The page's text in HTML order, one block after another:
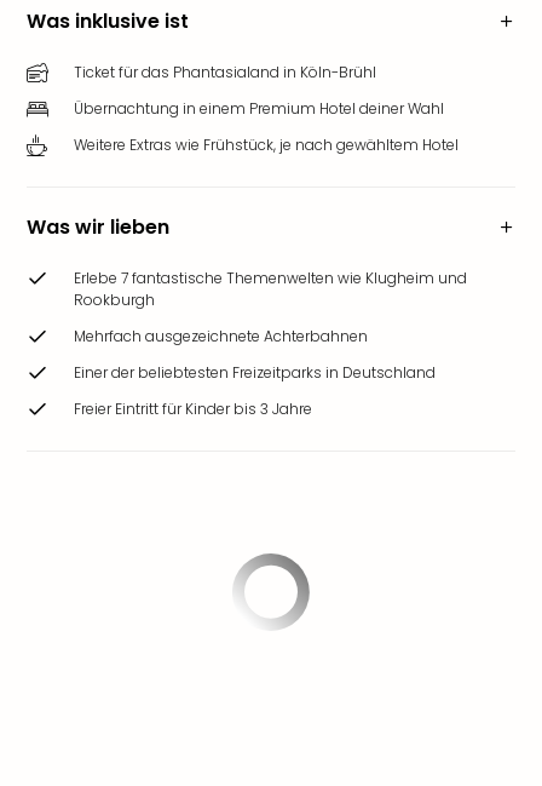
Was inklusive ist
Ticket für das Phantasialand in Köln-Brühl
Übernachtung in einem Premium Hotel deiner Wahl
Weitere Extras wie Frühstück, je nach gewähltem Hotel
Was wir lieben
Erlebe 7 fantastische Themenwelten wie Klugheim und
Rookburgh
Mehrfach ausgezeichnete Achterbahnen
Einer der beliebtesten Freizeitparks in Deutschland
Freier Eintritt für Kinder bis 3 Jahre